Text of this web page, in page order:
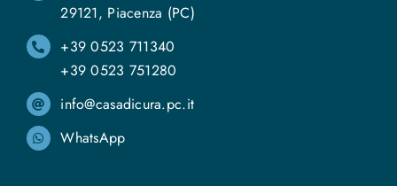
29121, Piacenza (PC)
+39 0523 711340
+39 0523 751280
info@casadicura.pc.it
WhatsApp